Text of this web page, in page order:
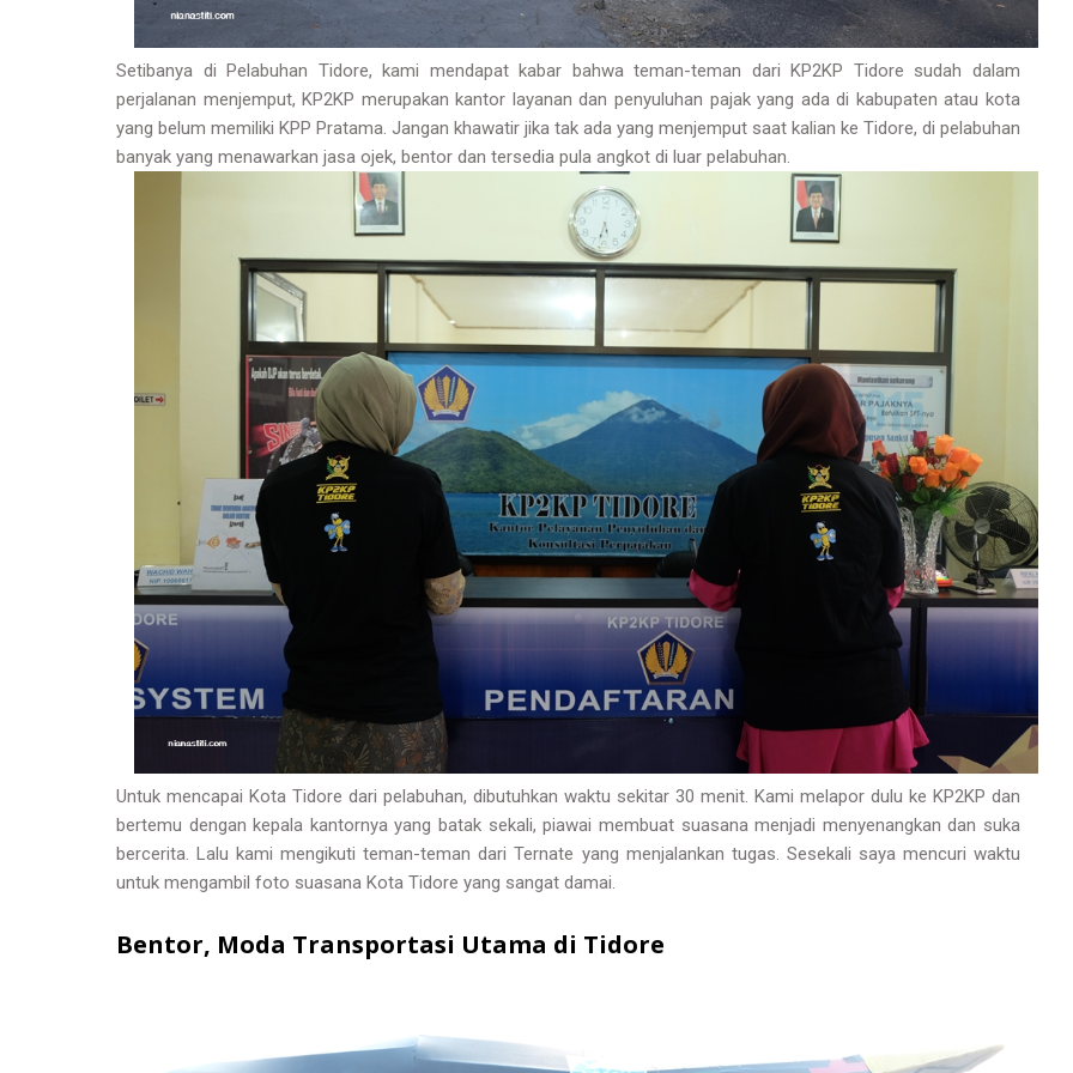
Setibanya di Pelabuhan Tidore, kami mendapat kabar bahwa teman-teman dari KP2KP Tidore sudah dalam
perjalanan menjemput, KP2KP merupakan kantor layanan dan penyuluhan pajak yang ada di kabupaten atau kota
yang belum memiliki KPP Pratama. Jangan khawatir jika tak ada yang menjemput saat kalian ke Tidore, di pelabuhan
banyak yang menawarkan jasa ojek, bentor dan tersedia pula angkot di luar pelabuhan.
Untuk mencapai Kota Tidore dari pelabuhan, dibutuhkan waktu sekitar 30 menit. Kami melapor dulu ke KP2KP dan
bertemu dengan kepala kantornya yang batak sekali, piawai membuat suasana menjadi menyenangkan dan suka
bercerita. Lalu kami mengikuti teman-teman dari Ternate yang menjalankan tugas. Sesekali saya mencuri waktu
untuk mengambil foto suasana Kota Tidore yang sangat damai.
Bentor, Moda Transportasi Utama di Tidore